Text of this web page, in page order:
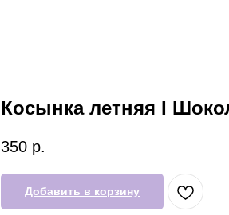
Косынка летняя I
350 р.
Добавить в корзину